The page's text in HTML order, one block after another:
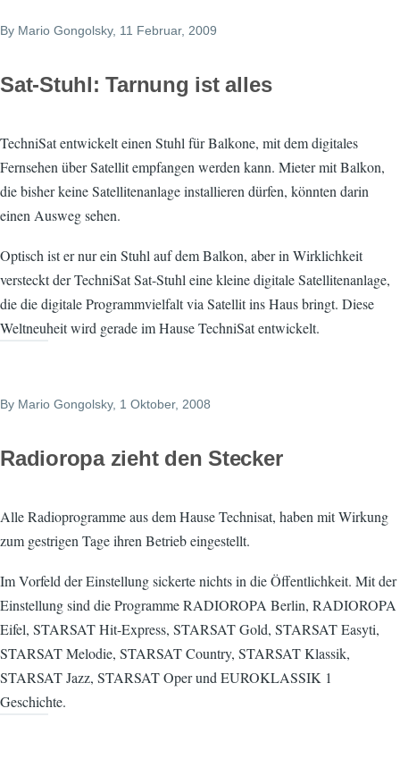
By Mario Gongolsky, 11 Februar, 2009
Sat-Stuhl: Tarnung ist alles
TechniSat entwickelt einen Stuhl für Balkone, mit dem digitales
Fernsehen über Satellit empfangen werden kann. Mieter mit Balkon,
die bisher keine Satellitenanlage installieren dürfen, könnten darin
einen Ausweg sehen.
Optisch ist er nur ein Stuhl auf dem Balkon, aber in Wirklichkeit
versteckt der TechniSat Sat-Stuhl eine kleine digitale Satellitenanlage,
die die digitale Programmvielfalt via Satellit ins Haus bringt. Diese
Weltneuheit wird gerade im Hause TechniSat entwickelt.
By Mario Gongolsky, 1 Oktober, 2008
Radioropa zieht den Stecker
Alle Radioprogramme aus dem Hause Technisat, haben mit Wirkung
zum gestrigen Tage ihren Betrieb eingestellt.
Im Vorfeld der Einstellung sickerte nichts in die Öffentlichkeit. Mit der
Einstellung sind die Programme RADIOROPA Berlin, RADIOROPA
Eifel, STARSAT Hit-Express, STARSAT Gold, STARSAT Easyti,
STARSAT Melodie, STARSAT Country, STARSAT Klassik,
STARSAT Jazz, STARSAT Oper und EUROKLASSIK 1
Geschichte.